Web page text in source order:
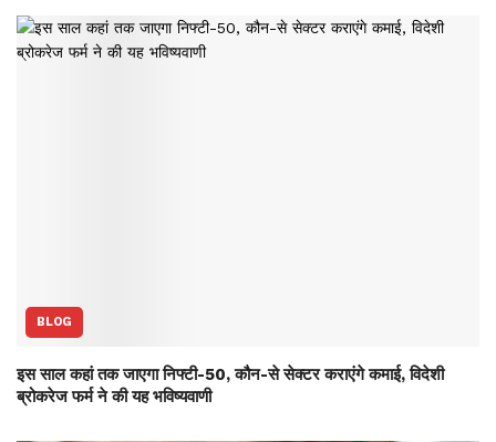
BLOG
इस साल कहां तक जाएगा निफ्टी-50, कौन-से सेक्‍टर कराएंगे कमाई, विदेशी
ब्रोकरेज फर्म ने की यह भविष्‍यवाणी